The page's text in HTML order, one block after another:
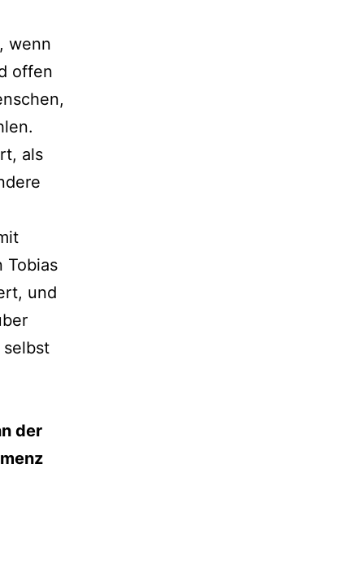
wenn
offen
als
Tobias
und
der